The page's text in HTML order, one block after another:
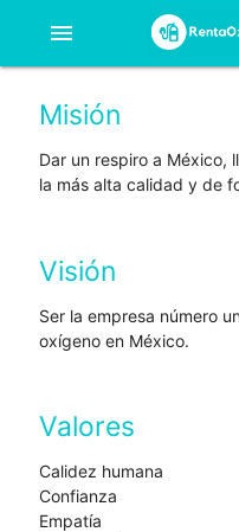
menu
Misión
Dar un respiro a México,
la más alta calidad y de
Visión
Ser la empresa número
oxígeno en México.
Valores
Calidez humana
Confianza
Empatía